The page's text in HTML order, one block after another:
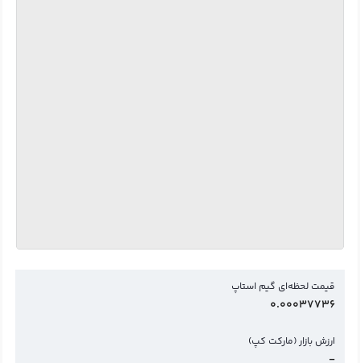
قیمت لحظه‌ای گیم استاپ
0.00037736
ارزش بازار (مارکت کپ)